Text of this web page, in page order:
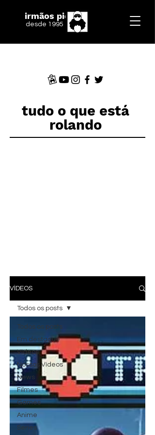
irmãos piologo
desde 1995
tudo o que está
rolando
VÍDEOS
Todos os posts
Em destaque
Vídeos
Nossos Vídeos
News
Filmes
Games
Anime
Series
Todos os posts